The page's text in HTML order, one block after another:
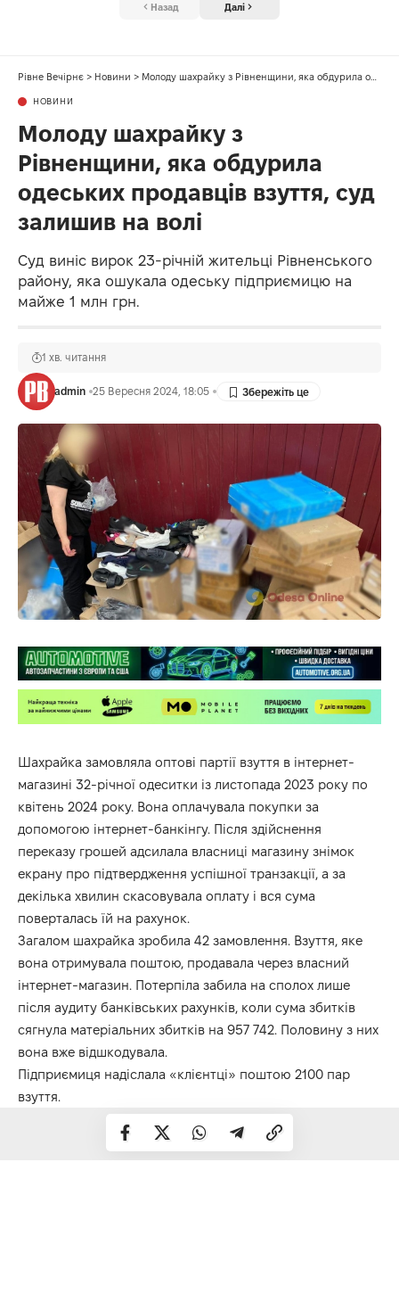
Назад Далі
Рівне Вечірнє > Новини > Молоду шахрайку з Рівненщини, яка обдурила одеських продавців взуття, суд залишив на волі
НОВИНИ
Молоду шахрайку з
Рівненщини, яка обдурила
одеських продавців взуття, суд
залишив на волі
Суд виніс вирок 23-річній жительці Рівненського
району, яка ошукала одеську підприємицю на
майже 1 млн грн.
admin 25 Вересня 2024, 18:05
1 хв. читання
Шахрайка замовляла оптові партії взуття в інтернет-
магазині 32-річної одеситки із листопада 2023 року по
квітень 2024 року. Вона оплачувала покупки за
допомогою інтернет-банкінгу. Після здійснення
переказу грошей адсилала власниці магазину знімок
екрану про підтвердження успішної транзакції, а за
декілька хвилин скасовувала оплату і вся сума
поверталась їй на рахунок.
Загалом шахрайка зробила 42 замовлення. Взуття, яке
вона отримувала поштою, продавала через власний
інтернет-магазин. Потерпіла забила на сполох лише
після аудиту банківських рахунків, коли сума збитків
сягнула матеріальних збитків на 957 742. Половину з них
вона вже відшкодувала.
Підприємиця надіслала «клієнтці» поштою 2100 пар
взуття.